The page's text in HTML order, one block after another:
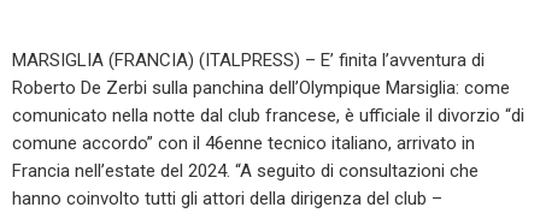
MARSIGLIA (FRANCIA) (ITALPRESS) – E’ finita l’avventura di
Roberto De Zerbi sulla panchina dell’Olympique Marsiglia: come
comunicato nella notte dal club francese, è ufficiale il divorzio “di
comune accordo” con il 46enne tecnico italiano, arrivato in
Francia nell’estate del 2024. “A seguito di consultazioni che
hanno coinvolto tutti gli attori della dirigenza del club –